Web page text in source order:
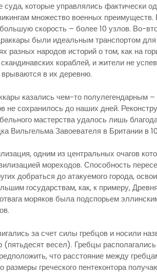
которые управлялись фактически
множество военных
скорость – более 10 узлов. Во-
были идеальным транспортом для
разных народов историй о том, как на
кораблей, и жители не
врываются в их деревню.
казались чем-то полулегендарным –
не сохранилось до наших дней.
мастерства удалось лишь
Вильгельма Завоевателя в Британии в
одним из центральных очагов
мореходов. Способность
добраться до атакуемого города,
государствам, как, к примеру,
моряков была подспорьем
за счет силы гребцов и носили
(пятьдесят весел). Гребцы
что расстояние между
размеры греческого пентеконтора